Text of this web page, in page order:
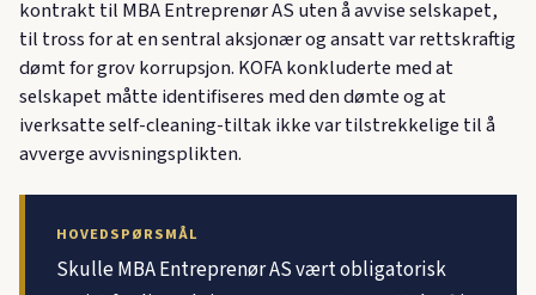
kontrakt til MBA Entreprenør AS uten å avvise selskapet,
til tross for at en sentral aksjonær og ansatt var rettskraftig
dømt for grov korrupsjon. KOFA konkluderte med at
selskapet måtte identifiseres med den dømte og at
iverksatte self-cleaning-tiltak ikke var tilstrekkelige til å
avverge avvisningsplikten.
HOVEDSPØRSMÅL
Skulle MBA Entreprenør AS vært obligatorisk